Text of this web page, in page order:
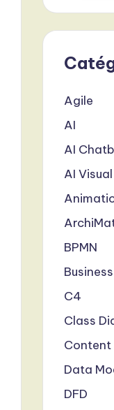
Agile
AI
AI
AI
BPMN
C4
Class
Content
Data
DFD